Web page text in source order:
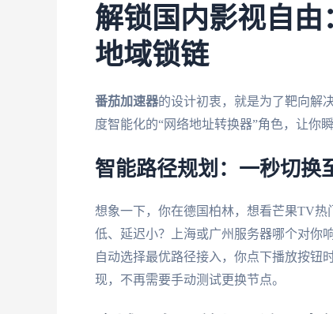
解锁国内影视自
地域锁链
番茄加速器的设计初衷，就是为了靶向解
度智能化的“网络地址转换器”角色，让你瞬
智能路径规划：一秒切换
想象一下，你在德国柏林，想看芒果TV热
低、延迟小？上海或广州服务器哪个对你
自动选择最优路径接入，你点下播放按钮
现，不再需要手动测试更换节点。